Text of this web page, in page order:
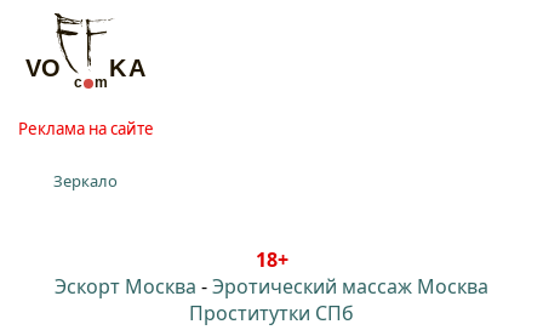
Реклама на сайте
Зеркало
18+
Эскорт Москва -Эротический массаж Москва
Проститутки СПб